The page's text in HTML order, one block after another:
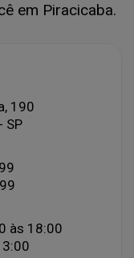
em Piracicaba.
190
SP
às 18:00